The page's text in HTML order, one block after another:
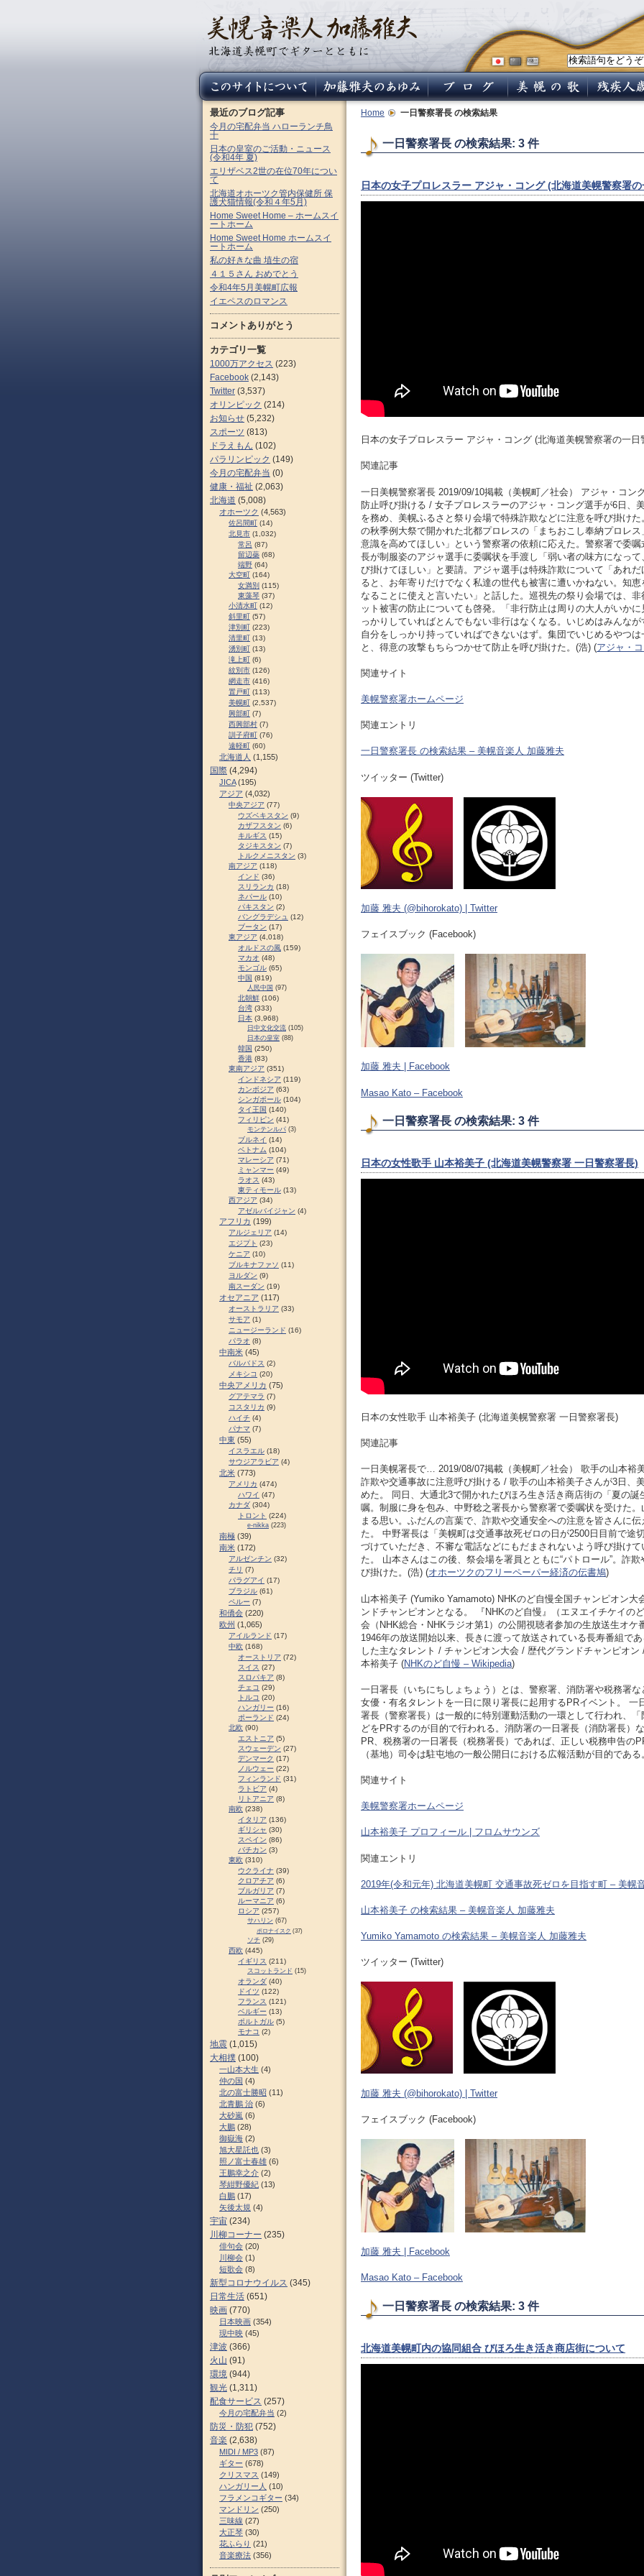
Home 一日警察署長 の検索結果
一日警察署長 の検索結果: 3 件
日本の女子プロレスラー アジャ・コング (北海道美幌警察署
日本の女子プロレスラー アジャ・コング (北海道美幌警察署の一日
関連記事
一日美幌警察署長 2019/09/10掲載（美幌町／社会） アジャ・コン
防止呼び掛ける / 女子プロレスラーのアジャ・コング選手が6日、
を務め、美幌ふるさと祭り会場で特殊詐欺などに注意を呼び掛け
の秋季例大祭で開かれた北都プロレスの「まちおこし奉納プロレ
意識を高めてほしい」という警察署の依頼に応えた。警察署で委
長が制服姿のアジャ選手に委嘱状を手渡し「弱い者の味方になっ
び掛けてほしい」と要請。アジャ選手は特殊詐欺について「あれ
ると、お年寄りだけでなく私達の世代も被害に遭いかねない。知
なることに使えと言いたい」と話した。巡視先の祭り会場では、
ット被害の防止についても啓発。「非行防止は周りの大人がいか
っかりしていればとんでもない非行はなくなる。いじめはみんなが
自分をしっかり持っていればできないはず。集団でいじめるやつは
と、得意の攻撃もちらつかせて防止を呼び掛けた。(浩) (アジャ・
関連サイト
美幌警察署ホームページ
関連エントリ
一日警察署長 の検索結果 – 美幌音楽人 加藤雅夫
ツイッター (Twitter)
加藤 雅夫 (@bihorokato) | Twitter
フェイスブック (Facebook)
加藤 雅夫 | Facebook
Masao Kato – Facebook
一日警察署長 の検索結果: 3 件
日本の女性歌手 山本裕美子 (北海道美幌警察署 一日警察署長)
日本の女性歌手 山本裕美子 (北海道美幌警察署 一日警察署長)
関連記事
一日美幌署長で… 2019/08/07掲載（美幌町／社会） 歌手の山本裕
詐欺や交通事故に注意呼び掛ける / 歌手の山本裕美子さんが3日、
めた。 同日、大通北3で開かれたびほろ生き活き商店街の「夏の誕
嘱。制服に身を包み、中野稔之署長から警察署で委嘱状を受けた
まる思い。ふだんの言葉で、詐欺や交通安全への注意を皆さんに
た。 中野署長は「美幌町は交通事故死ゼロの日が2500日目前で途
づけていただき、不審な電話などにもだまされないよう呼び掛け
た。 山本さんはこの後、祭会場を署員とともに“パトロール”。詐
び掛けた。(浩) (オホーツクのフリーペーパー経済の伝書鳩)
山本裕美子 (Yumiko Yamamoto) NHKのど自慢全国チャンピオン大
ンドチャンピオンとなる。 『NHKのど自慢』（エヌエイチケイの
会（NHK総合・NHKラジオ第1）の公開視聴者参加の生放送生オケ
1946年の放送開始以来、長きに渡って放送されている長寿番組で
した主なタレント / チャンピオン大会 / 歴代グランドチャンピオン
本裕美子 (NHKのど自慢 – Wikipedia)
一日署長（いちにちしょちょう）とは、警察署、消防署や税務署
女優・有名タレントを一日に限り署長に起用するPRイベント。 一
署長（警察署長）は一般的に特別運動活動の一環として行われ、
どをPRするのが目的で行われる。消防署の一日署長（消防署長）
PR、税務署の一日署長（税務署長）であれば、正しい税務申告の
（基地）司令は駐屯地の一般公開日における広報活動が目的である
関連サイト
美幌警察署ホームページ
山本裕美子 プロフィール | フロムサウンズ
関連エントリ
2019年(令和元年) 北海道美幌町 交通事故死ゼロを目指す町 – 美幌
山本裕美子 の検索結果 – 美幌音楽人 加藤雅夫
Yumiko Yamamoto の検索結果 – 美幌音楽人 加藤雅夫
ツイッター (Twitter)
加藤 雅夫 (@bihorokato) | Twitter
フェイスブック (Facebook)
加藤 雅夫 | Facebook
Masao Kato – Facebook
一日警察署長 の検索結果: 3 件
北海道美幌町内の協同組合 びほろ生き活き商店街について
最近のブログ記事
今月の宅配弁当 ハローランチ鳥
十
日本の皇室のご活動・ニュース
(令和4年 夏)
エリザベス2世の在位70年につい
て
北海道オホーツク管内保健所 保
護犬猫情報(令和４年5月)
Home Sweet Home – ホームスイ
ートホーム
Home Sweet Home ホームスイ
ートホーム
私の好きな曲 埴生の宿
４１５さん おめでとう
令和4年5月美幌町広報
イエペスのロマンス
コメントありがとう
カテゴリ一覧
1000万アクセス (223)
Facebook (2,143)
Twitter (3,537)
オリンピック (214)
お知らせ (5,232)
スポーツ (813)
ドラえもん (102)
パラリンピック (149)
今月の宅配弁当 (0)
健康・福祉 (2,063)
北海道 (5,008)
オホーツク (4,563)
佐呂間町 (14)
北見市 (1,032)
常呂 (87)
留辺蘂 (68)
端野 (64)
大空町 (164)
女満別 (115)
東藻琴 (37)
小清水町 (12)
斜里町 (57)
津別町 (223)
清里町 (13)
湧別町 (13)
滝上町 (6)
紋別市 (126)
網走市 (416)
置戸町 (113)
美幌町 (2,537)
興部町 (7)
西興部村 (7)
訓子府町 (76)
遠軽町 (60)
北海道人 (1,155)
国際 (4,294)
JICA(195)
アジア (4,032)
中央アジア (77)
ウズベキスタン (9)
カザフスタン (6)
キルギス (15)
タジキスタン (7)
トルクメニスタン (3)
南アジア (118)
インド (36)
スリランカ (18)
ネパール (10)
パキスタン (2)
バングラデシュ (12)
ブータン (17)
東アジア (4,018)
オルドスの風 (159)
マカオ (48)
モンゴル (65)
中国 (819)
人民中国 (97)
北朝鮮 (106)
台湾 (333)
日本 (3,968)
日中文化交流 (105)
日本の皇室 (88)
韓国 (250)
香港 (83)
東南アジア (351)
インドネシア (119)
カンボジア (63)
シンガポール (104)
タイ王国 (140)
フィリピン (41)
モンテンルパ (3)
ブルネイ (14)
ベトナム (104)
マレーシア (71)
ミャンマー (49)
ラオス (43)
東ティモール (13)
西アジア (34)
アゼルバイジャン (4)
アフリカ (199)
アルジェリア (14)
エジプト (23)
ケニア (10)
ブルキナファソ (11)
ヨルダン (9)
南スーダン (19)
オセアニア (117)
オーストラリア (33)
サモア (1)
ニュージーランド (16)
パラオ (8)
中南米 (45)
バルバドス (2)
メキシコ (20)
中央アメリカ (75)
グアテマラ (7)
コスタリカ (9)
ハイチ (4)
パナマ (7)
中東 (55)
イスラエル (18)
サウジアラビア (4)
北米 (773)
アメリカ (474)
ハワイ (47)
カナダ (304)
トロント (224)
e-nikka (223)
南極 (39)
南米 (172)
アルゼンチン (32)
チリ (7)
パラグアイ (17)
ブラジル (61)
ペルー (7)
和僑会 (220)
欧州 (1,065)
アイルランド (17)
中欧 (168)
オーストリア (72)
スイス (27)
スロパキア (8)
チェコ (29)
トルコ (20)
ハンガリー (16)
ポーランド (24)
北欧 (90)
エストニア (5)
スウェーデン (27)
デンマーク (17)
ノルウェー (22)
フィンランド (31)
ラトビア (4)
リトアニア (8)
南欧 (238)
イタリア (136)
ギリシャ (30)
スペイン (86)
バチカン (3)
東欧 (310)
ウクライナ (39)
クロアチア (6)
ブルガリア (7)
ルーマニア (6)
ロシア (257)
サハリン (67)
ポロナイスク (37)
ソチ (29)
西欧 (445)
イギリス (211)
スコットランド (15)
オランダ (40)
ドイツ (122)
フランス (121)
ベルギー (13)
ポルトガル (5)
モナコ (2)
地震 (1,015)
大相撲 (100)
一山本大生 (4)
仲の国 (4)
北の富士勝昭 (11)
北青鵬 治 (6)
大砂嵐 (6)
大鵬 (28)
御嶽海 (2)
旭大星託也 (3)
照ノ富士春雄 (6)
王鵬幸之介 (2)
琴紺野優紀 (13)
白鵬 (17)
矢後太規 (4)
宇宙 (234)
川柳コーナー (235)
俳句会 (20)
川柳会 (1)
短歌会 (8)
新型コロナウイルス (345)
日常生活 (651)
映画 (770)
日本映画 (354)
現中映 (45)
津波 (366)
火山 (91)
環境 (944)
観光 (1,311)
配食サービス (257)
今月の宅配弁当 (2)
防災・防犯 (752)
音楽 (2,638)
MIDI / MP3 (87)
ギター (678)
クリスマス (149)
ハンガリー人 (10)
フラメンコギター (34)
マンドリン (250)
三味線 (27)
大正琴 (30)
花ふらり (21)
音楽療法 (356)